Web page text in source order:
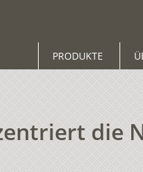
PRODUKTE
die